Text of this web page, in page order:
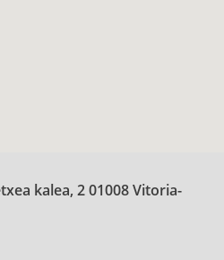
kalea, 2 01008 Vitoria-